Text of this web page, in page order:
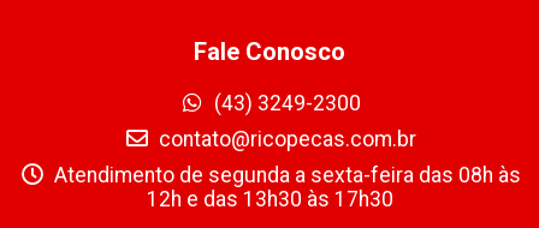
Fale Conosco
(43) 3249-2300
contato@ricopecas.com.br
Atendimento de segunda a sexta-feira das 08h às
12h e das 13h30 às 17h30